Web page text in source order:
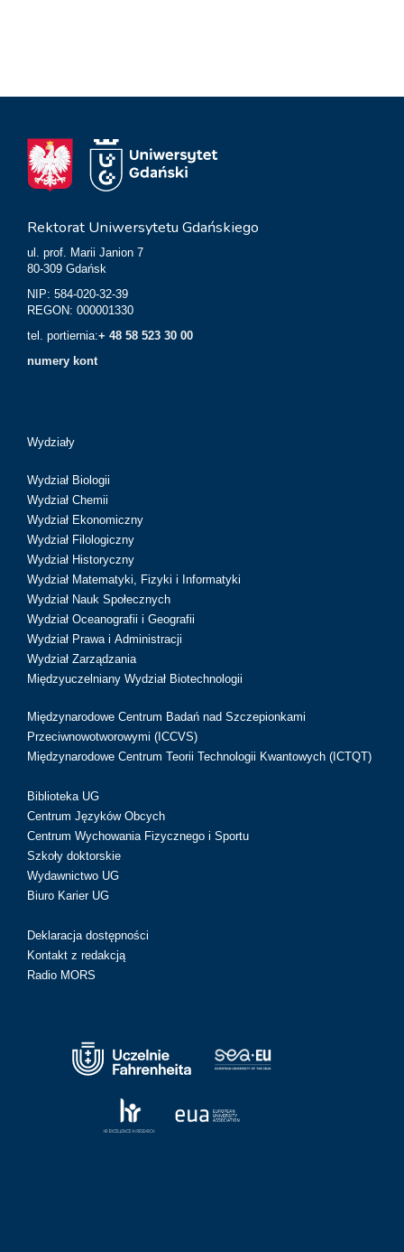
Rektorat Uniwersytetu Gdańskiego
ul. prof. Marii Janion 7
80-309 Gdańsk
NIP: 584-020-32-39
REGON: 000001330
tel. portiernia:+ 48 58 523 30 00
numery kont
Wydziały
Wydział Biologii
Wydział Chemii
Wydział Ekonomiczny
Wydział Filologiczny
Wydział Historyczny
Wydział Matematyki, Fizyki i Informatyki
Wydział Nauk Społecznych
Wydział Oceanografii i Geografii
Wydział Prawa i Administracji
Wydział Zarządzania
Międzyuczelniany Wydział Biotechnologii
Międzynarodowe Centrum Badań nad Szczepionkami
Przeciwnowotworowymi (ICCVS)
Międzynarodowe Centrum Teorii Technologii Kwantowych (ICTQT)
Biblioteka UG
Centrum Języków Obcych
Centrum Wychowania Fizycznego i Sportu
Szkoły doktorskie
Wydawnictwo UG
Biuro Karier UG
Deklaracja dostępności
Kontakt z redakcją
Radio MORS